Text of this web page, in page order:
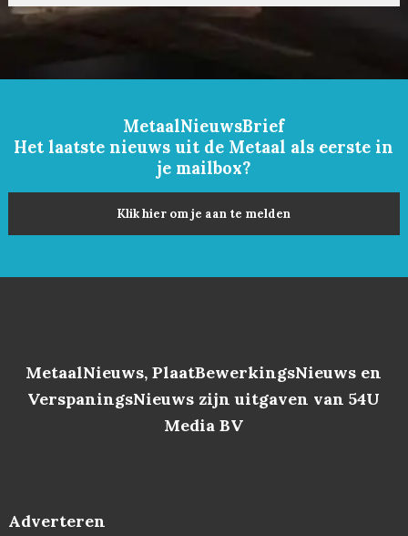
MetaalNieuwsBrief
Het laatste nieuws uit de Metaal als eerste in
je mailbox?
Klik hier om je aan te melden
MetaalNieuws, PlaatBewerkingsNieuws en
VerspaningsNieuws zijn uitgaven van 54U
Media BV
Adverteren